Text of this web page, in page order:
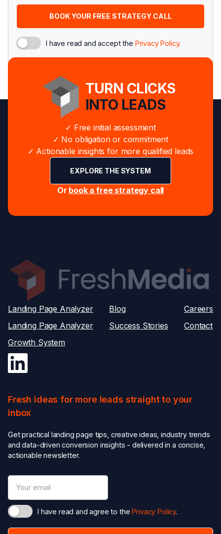
I have read and accept the Privacy Policy.
TURN CLICKS
INTO LEADS
✓ Free initial assessment
✓ No obligation or commitment
✓ Actionable insights for more qualified leads
EXPLORE THE SYSTEM
Or book a free strategy call
Landing Page Analyzer
Landing Page Analyzer
Growth System
Blog
Success Stories
Careers
Contact
Fresh ideas for more leads straight to your
inbox
Get practical landing page tips, creative ideas, industry trends
and data-driven conversion insights - delivered in a concise,
actionable newsletter.
I have read and agree to thePrivacy Policy.